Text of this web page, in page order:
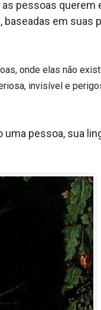
pessoas querem
em suas
onde elas não
invisível e
pessoa, sua